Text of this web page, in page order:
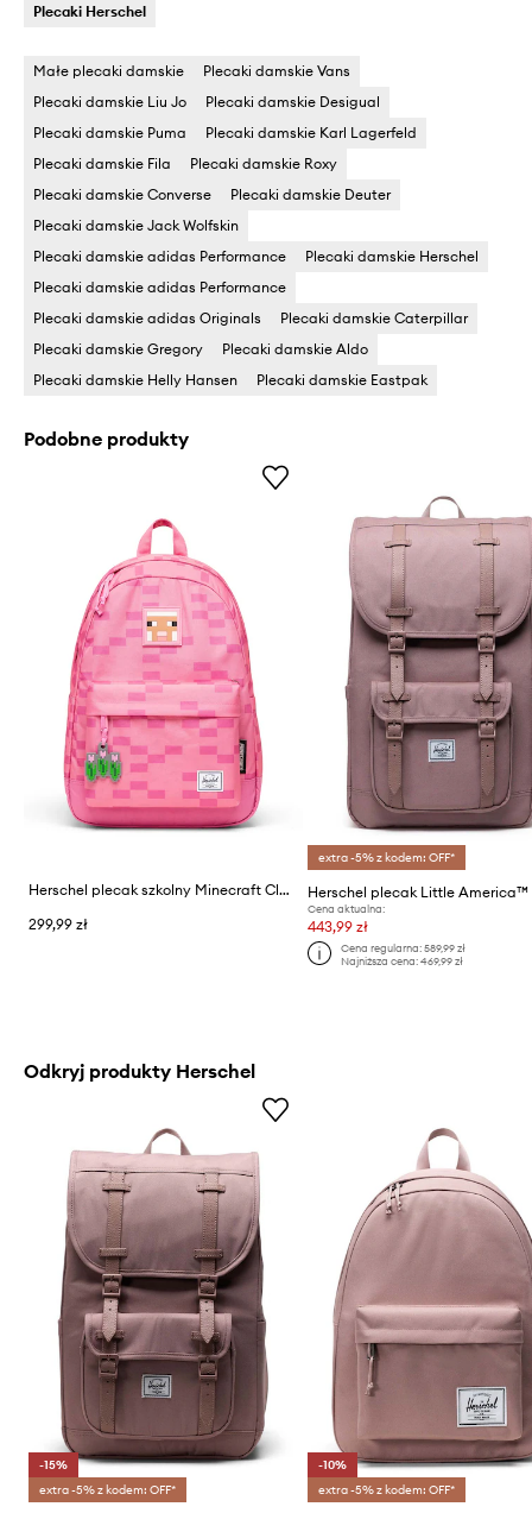
Plecaki Herschel
Małe plecaki damskie
Plecaki damskie Vans
Plecaki damskie Liu Jo
Plecaki damskie Desigual
Plecaki damskie Puma
Plecaki damskie Karl Lagerfeld
Plecaki damskie Fila
Plecaki damskie Roxy
Plecaki damskie Converse
Plecaki damskie Deuter
Plecaki damskie Jack Wolfskin
Plecaki damskie adidas Performance
Plecaki damskie Herschel
Plecaki damskie adidas Performance
Plecaki damskie adidas Originals
Plecaki damskie Caterpillar
Plecaki damskie Gregory
Plecaki damskie Aldo
Plecaki damskie Helly Hansen
Plecaki damskie Eastpak
Podobne produkty
Herschel plecak szkolny Minecraft Classic™
299,99 zł
extra -5% z kodem: OFF*
Herschel plecak Little America™
Cena aktualna:
443,99 zł
Cena regularna: 589,99 zł
Najniższa cena: 469,99 zł
Odkryj produkty Herschel
-15%
extra -5% z kodem: OFF*
-10%
extra -5% z kodem: OFF*